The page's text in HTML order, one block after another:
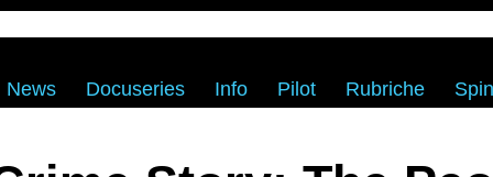
News Docuseries Info Pilot Rubriche